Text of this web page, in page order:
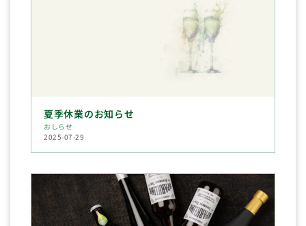
夏季休業のお知らせ
おしらせ
2025-07-29